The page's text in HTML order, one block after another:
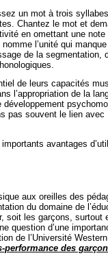
un mot à trois
Chantez le mot et
en omettant une
l’unité qui
de la segmentation,
de leurs capacités
l’appropriation de la
pas souvent le lien avec
avantages
aux oreilles des
du domaine de
soit les garçons, surtout
question d’une
de l’Université
performance des